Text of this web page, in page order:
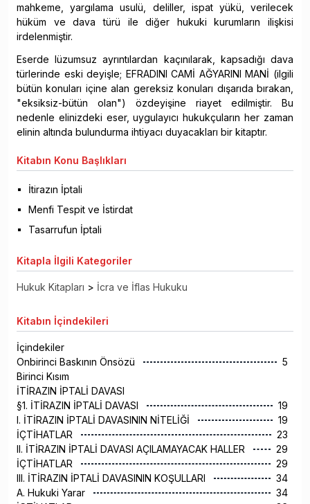
mahkeme, yargılama usulü, deliller, ispat yükü, verilecek
hüküm ve dava türü ile diğer hukuki kurumların ilişkisi
irdelenmiştir.
Eserde lüzumsuz ayrıntılardan kaçınılarak, kapsadığı dava
türlerinde eski deyişle; EFRADINI CAMİ AĞYARINI MANİ (ilgili
bütün konuları içine alan gereksiz konuları dışarıda bırakan,
"eksiksiz-bütün olan") özdeyişine riayet edilmiştir. Bu
nedenle elinizdeki eser, uygulayıcı hukukçuların her zaman
elinin altında bulundurma ihtiyacı duyacakları bir kitaptır.
Kitabın Konu Başlıkları
İtirazın İptali
Menfi Tespit ve İstirdat
Tasarrufun İptali
Kitapla İlgili Kategoriler
Hukuk Kitapları > İcra ve İflas Hukuku
Kitabın İçindekileri
İçindekiler
Onbirinci Baskının Önsözü
5
Birinci Kısım
İTİRAZIN İPTALİ DAVASI
§1. İTİRAZIN İPTALİ DAVASI
19
I. İTİRAZIN İPTALİ DAVASININ NİTELİĞİ
19
İÇTİHATLAR
23
II. İTİRAZIN İPTALİ DAVASI AÇILAMAYACAK HALLER
29
İÇTİHATLAR
29
III. İTİRAZIN İPTALİ DAVASININ KOŞULLARI
34
A. Hukuki Yarar
34